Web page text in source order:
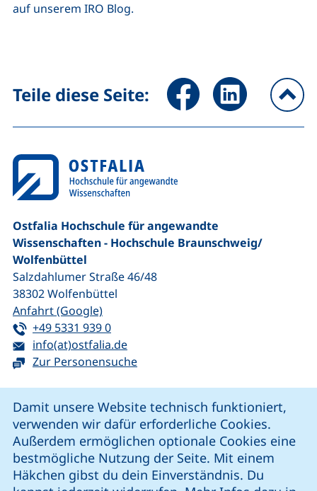
Damit unsere Website technisch funktioniert,
verwenden wir dafür erforderliche Cookies.
Außerdem ermöglichen optionale Cookies eine
bestmögliche Nutzung der Seite. Mit einem
Häkchen gibst du dein Einverständnis. Du
auf unserem IRO Blog.
Teile diese Seite: Seite über Facebook teilen
Seite über
Ostfalia Hochschule für angewandte
Wissenschaften - Hochschule Braunschweig/​
Wolfenbüttel
Salzdahlumer Straße 46/48
38302Wolfenbüttel
Anfahrt (Google)(externer Link, öffnet neues Fenster)
Tel:
+49 5331 939 0(startet einen Telefonanruf, wenn Ihr
E-Mail:
info(at)ostfalia.de(öffnet Ihr E-Mail-Programm)
Zur Personensuche
unsere Facebook-Seite (externer Link, öffnet neues
unsere LinkedIn-Seite (externer Link, öffnet
unsere Instagram-Seite (externer Link,
unsere YouTube-Seite (externer
Cookie-Einstellungen